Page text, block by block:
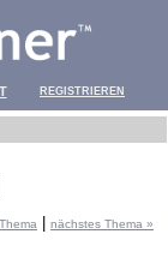
REGISTRIEREN
nächstes Thema »